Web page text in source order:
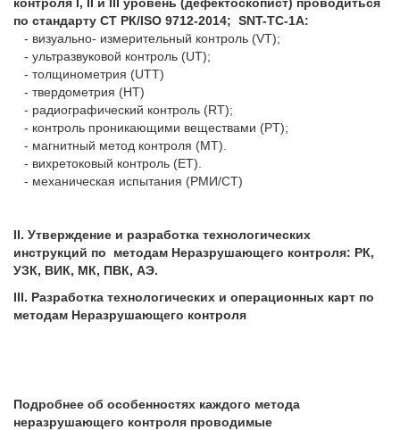
по стандарту СТ РК/ISO 9712-2014; SNT-TC-1A:
- визуально- измерительный контроль (VT);
- ультразвуковой контроль (UT);
- толщинометрия (UTT)
- твердометрия (HT)
- радиографический контроль (RT);
- контроль проникающими веществами (PT);
- магнитный метод контроля (МT).
- вихретоковый контроль (ЕТ).
- механическая испытания (РМИ/СТ)
II. Утверждение и разработка технологических
инструкций по методам Неразрушающего контроля: РК,
УЗК, ВИК, МК, ПВК, АЭ.
III. Разработка технологических и операционных карт по
методам Неразрушающего контроля
Подробнее об особенностях каждого метода
неразрушающего контроля проводимые